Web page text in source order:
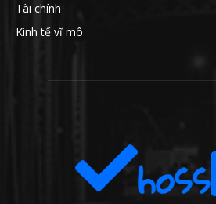
Tài chính
Kinh tế vĩ mô